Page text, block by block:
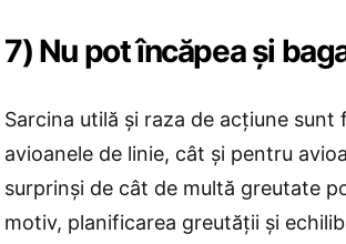
7) Nu pot încăpea şi
Sarcina utilă și raza de acțiune
avioanele de linie, cât și pentru
surprinşi de cât de multă greutate
motiv, planificarea greutății și